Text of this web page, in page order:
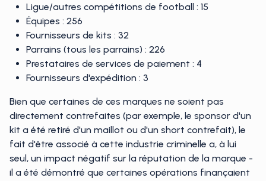
Ligue/autres compétitions de football : 15
Équipes : 256
Fournisseurs de kits : 32
Parrains (tous les parrains) : 226
Prestataires de services de paiement : 4
Fournisseurs d'expédition : 3
Bien que certaines de ces marques ne soient pas
directement contrefaites (par exemple, le sponsor d'un
kit a été retiré d'un maillot ou d'un short contrefait), le
fait d'être associé à cette industrie criminelle a, à lui
seul, un impact négatif sur la réputation de la marque -
il a été démontré que certaines opérations finançaient